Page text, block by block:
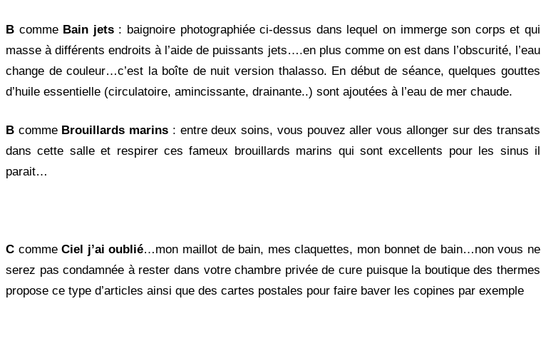
B comme Bain jets: baignoire photographiée ci-dessus dans lequel on immerge son corps et qui
masse à différents endroits à l’aide de puissants jets….en plus comme on est dans l’obscurité, l’eau
change de couleur…c’est la boîte de nuit version thalasso. En début de séance, quelques gouttes
d’huile essentielle (circulatoire, amincissante, drainante..) sont ajoutées à l’eau de mer chaude.
B comme Brouillards marins : entre deux soins, vous pouvez aller vous allonger sur des transats
dans cette salle et respirer ces fameux brouillards marins qui sont excellents pour les sinus il
parait…
C commeCiel j’ai oublié…mon maillot de bain, mes claquettes, mon bonnet de bain…non vous ne
serez pas condamnée à rester dans votre chambre privée de cure puisque la boutique des thermes
propose ce type d’articles ainsi que des cartes postales pour faire baver les copines par exemple